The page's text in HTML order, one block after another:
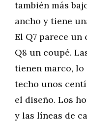
también más
ancho y tiene
El Q7 parece
Q8 un coupé.
tienen marco,
techo unos
el diseño. Los
y las líneas de